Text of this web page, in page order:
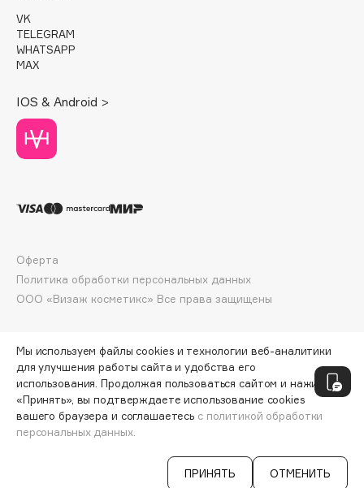
d'Alba
DABO
DARLING*
Deonica
Dessange
Divage
DP Daily Perfection
Dr.Jart+
DSD de Luxe
Dyson
СООБЩИТЬ О ПОСТУПЛЕНИИ
VK
TELEGRAM
WHATSAPP
MAX
IOS & Android >
ООО «Визаж косметикс» Все права защищены
Оферта
Политика обработки персональных данных
Мы используем файлы cookies и технологии веб-аналитики
для улучшения работы сайта и удобства его
использования. Продолжая пользоваться сайтом и нажимая
«Принять», вы подтверждаете использование cookies
вашего браузера и соглашаетесь с политикой обработки
персональных данных.
ПРИНЯТЬ ОТМЕНИТЬ